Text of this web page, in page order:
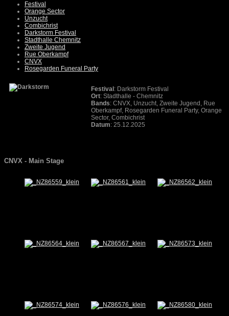
Festival
Orange Sector
Unzucht
Combichrist
Darkstorm Festival
Stadthalle Chemnitz
Zweite Jugend
Rue Oberkampf
CNVX
Rosegarden Funeral Party
Festival : Darkstorm Festival
Ort: Stadthalle - Chemnitz
Bands: CNVX, Unzucht, Zweite Jugend, Rue
Oberkampf, Rosegarden Funeral Party, Orange
Sector, Combichrist
Datum: 25.12.2025
CNVX - Main Stage